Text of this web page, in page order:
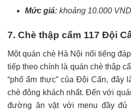
Mức giá: khoảng 10.000 VND
7. Chè thập cẩm 117 Đội
Một quán chè Hà Nội nổi tiếng
tiếp theo chính là quán chè thập
“phố ẩm thực” của Đội Cấn, đây
chè đông khách nhất. Đến với
đường ăn vặt với menu đầy đủ